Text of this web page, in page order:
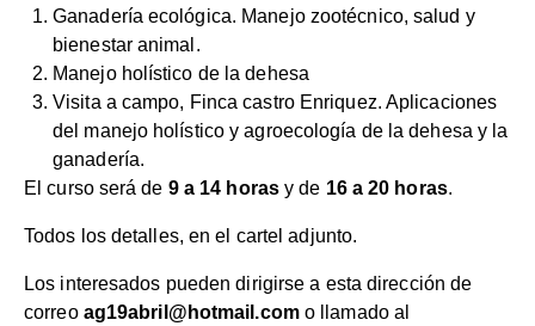
Ganadería ecológica. Manejo zootécnico, salud y
bienestar animal.
Manejo holístico de la dehesa
Visita a campo, Finca castro Enriquez. Aplicaciones
del manejo holístico y agroecología de la dehesa y la
ganadería.
El curso será de 9 a 14 horasy de 16 a 20 horas.
Todos los detalles, en el cartel adjunto.
Los interesados pueden dirigirse a esta dirección de
correo ag19abril@hotmail.como llamado al